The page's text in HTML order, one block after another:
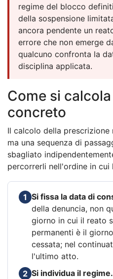
regime del blocco
della sospensione
ancora pendente un
errore che non emerge
qualcuno confronta la
disciplina applicata.
Come si
concreto
Il calcolo della prescrizione
ma una sequenza di
sbagliato
percorrerli nell'ordine in
1 Si fissa la data di
della denuncia, non
giorno in cui il reato
permanenti è il
cessata; nel
l'ultimo atto.
2 Si individua il regime.